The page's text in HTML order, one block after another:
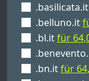
.basilicata.it
.belluno.it
.bl.itfür
.bn.itfür